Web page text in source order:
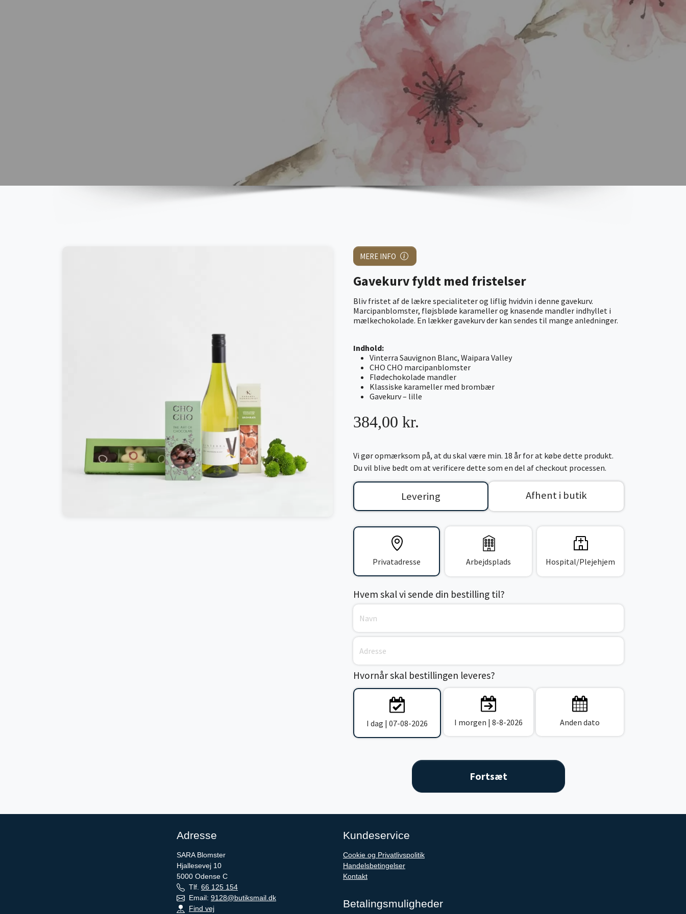
MERE INFO
Gavekurv fyldt med fristelser
Bliv fristet af de lækre specialiteter og liflig hvidvin i denne gavekurv.
Marcipanblomster, fløjsbløde karameller og knasende mandler indhyllet i
mælkechokolade. En lækker gavekurv der kan sendes til mange anledninger.
Indhold:
Vinterra Sauvignon Blanc, Waipara Valley
CHO CHO marcipanblomster
Flødechokolade mandler
Klassiske karameller med brombær
Gavekurv – lille
384,00 kr.
Vi gør opmærksom på, at du skal være min. 18 år for at købe dette produkt.
Du vil blive bedt om at verificere dette som en del af checkout processen.
Levering Afhent i butik
Privatadresse Arbejdsplads Hospital/Plejehjem
Hvem skal vi sende din bestilling til?
Hvornår skal bestillingen leveres?
I dag | 07-08-2026 I morgen | 8-8-2026 Anden dato
Adresse
SARA Blomster
Hjallesevej 10
5000 Odense C
Tlf. 66 125 154
Email: 9128@butiksmail.dk
Find vej
Kundeservice
Cookie og Privatlivspolitik
Handelsbetingelser
Kontakt
Betalingsmuligheder